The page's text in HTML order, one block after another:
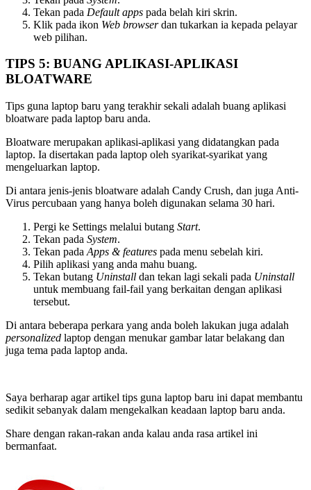
Tekan pada Default apps pada belah kiri skrin.
Klik pada ikon Web browserdan tukarkan ia kepada pelayar
web pilihan.
TIPS 5: BUANG APLIKASI-APLIKASI
BLOATWARE
Tips guna laptop baru yang terakhir sekali adalah buang aplikasi
bloatware pada laptop baru anda.
Bloatware merupakan aplikasi-aplikasi yang didatangkan pada
laptop. Ia disertakan pada laptop oleh syarikat-syarikat yang
mengeluarkan laptop.
Di antara jenis-jenis bloatware adalah Candy Crush, dan juga Anti-
Virus percubaan yang hanya boleh digunakan selama 30 hari.
Pergi ke Settings melalui butang Start.
Tekan pada System.
Tekan pada Apps & features pada menu sebelah kiri.
Pilih aplikasi yang anda mahu buang.
Tekan butang Uninstall dan tekan lagi sekali pada Uninstall
untuk membuang fail-fail yang berkaitan dengan aplikasi
tersebut.
Di antara beberapa perkara yang anda boleh lakukan juga adalah
personalized laptop dengan menukar gambar latar belakang dan
juga tema pada laptop anda.
Saya berharap agar artikel tips guna laptop baru ini dapat membantu
sedikit sebanyak dalam mengekalkan keadaan laptop baru anda.
Share dengan rakan-rakan anda kalau anda rasa artikel ini
bermanfaat.